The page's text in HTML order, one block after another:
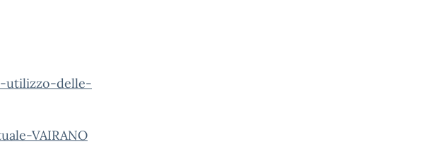
utilizzo-delle-
VAIRANO